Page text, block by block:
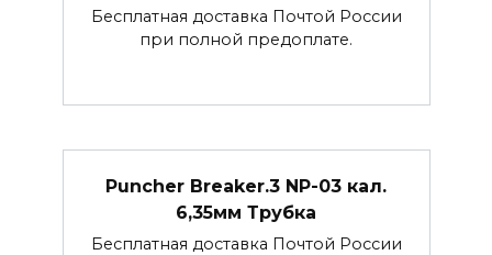
Бесплатная доставка Почтой России
при полной предоплате.
Puncher Breaker.3 NP-03 кал.
6,35мм Трубка
Бесплатная доставка Почтой России